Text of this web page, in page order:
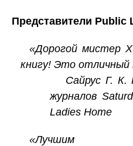
Представители
«Дорогой мистер
книгу! Это отличный
Сайрус Г. К.
журналов
Ladies Home
«Лучшим